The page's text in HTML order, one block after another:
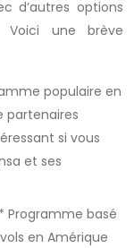
d’autres options
Voici une brève
populaire en
partenaires
si vous
et ses
Programme basé
en Amérique